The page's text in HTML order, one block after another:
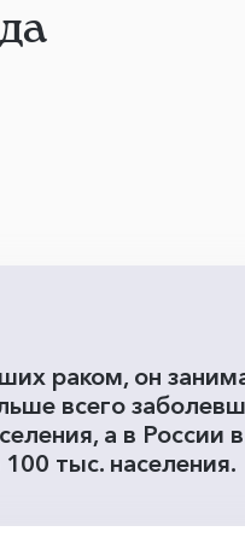
раком, он
всего
а в России
тыс. населения.